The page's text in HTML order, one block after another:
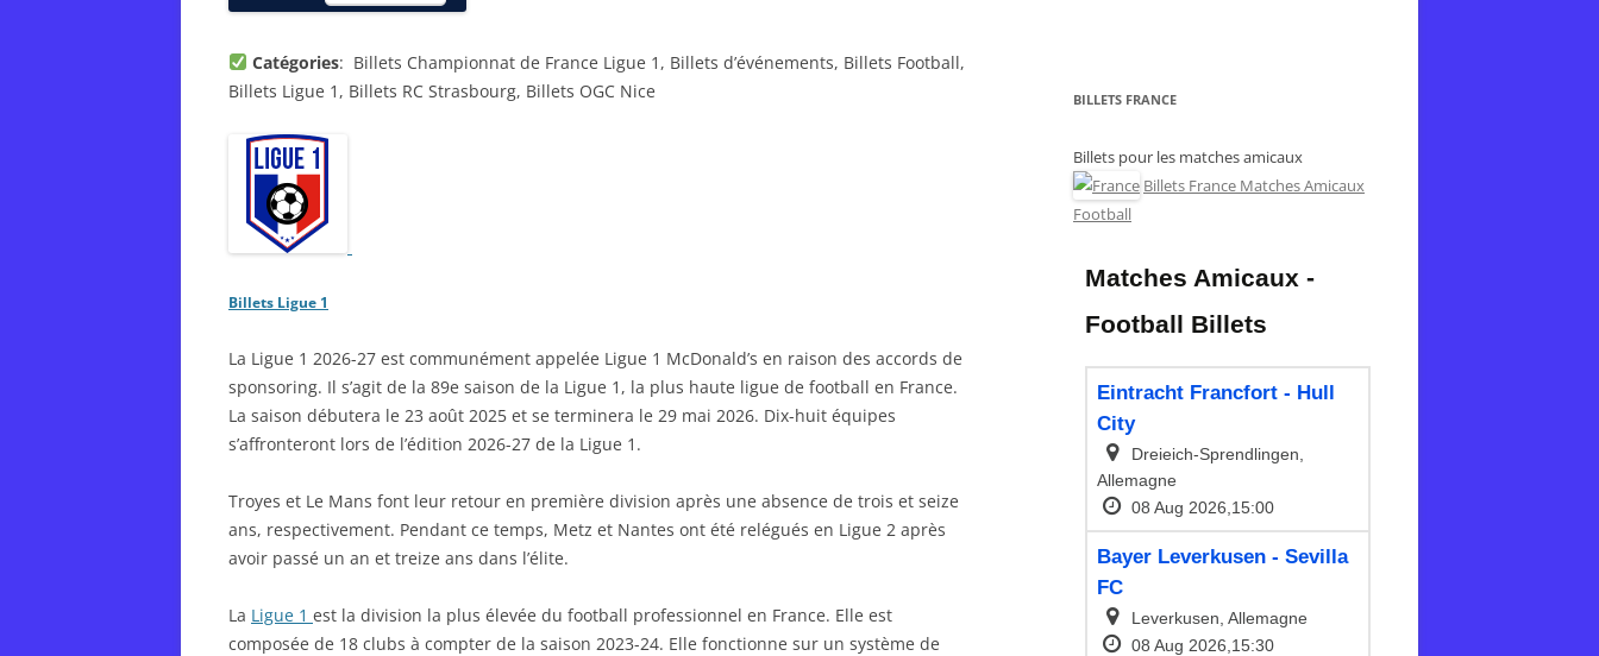
Catégories: Billets Championnat de France Ligue 1, Billets d’événements, Billets Football,
Billets Ligue 1, Billets RC Strasbourg, Billets OGC Nice
Billets Ligue 1
La Ligue 1 2026-27 est communément appelée Ligue 1 McDonald’s en raison des accords de
sponsoring. Il s’agit de la 89e saison de la Ligue 1, la plus haute ligue de football en France.
La saison débutera le 23 août 2025 et se terminera le 29 mai 2026. Dix-huit équipes
s’affronteront lors de l’édition 2026-27 de la Ligue 1.
Troyes et Le Mans font leur retour en première division après une absence de trois et seize
ans, respectivement. Pendant ce temps, Metz et Nantes ont été relégués en Ligue 2 après
avoir passé un an et treize ans dans l’élite.
La Ligue 1 est la division la plus élevée du football professionnel en France. Elle est
composée de 18 clubs à compter de la saison 2023-24. Elle fonctionne sur un système de
BILLETS FRANCE
Billets pour les matches amicaux
Billets France Matches Amicaux
Football